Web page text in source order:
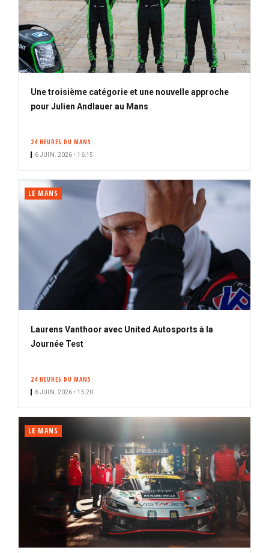
Une troisième catégorie et une nouvelle approche
pour Julien Andlauer au Mans
24 HEURES DU MANS
6 JUIN. 2026 • 16:15
LE MANS
Laurens Vanthoor avec United Autosports à la
Journée Test
24 HEURES DU MANS
6 JUIN. 2026 • 15:20
LE MANS